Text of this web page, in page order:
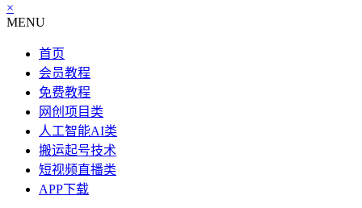
×
MENU
首页
会员教程
免费教程
网创项目类
人工智能AI类
搬运起号技术
短视频直播类
APP下载